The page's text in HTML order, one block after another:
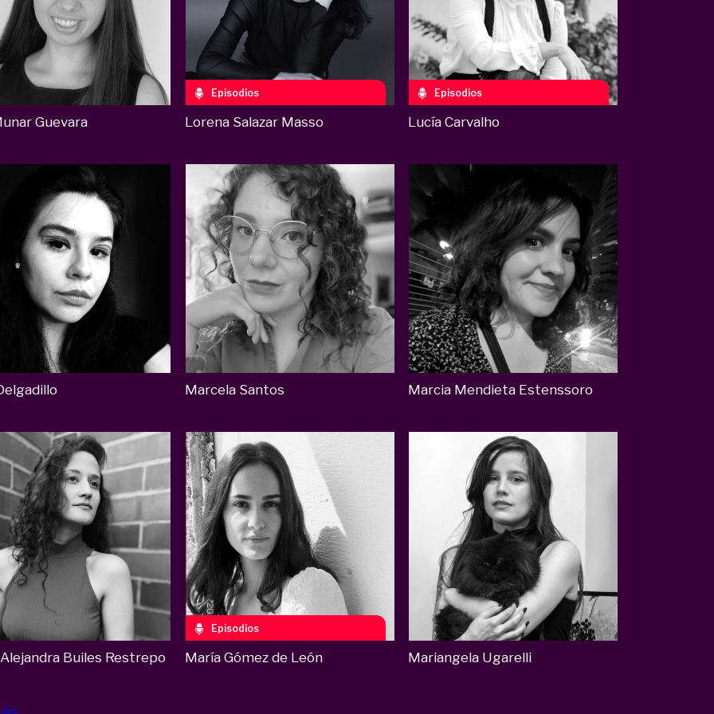
Guevara
Episodios
Lorena Salazar Masso
Episodios
Lucía Carvalho
Marcela Santos Marcia Mendieta Estenssoro
Builes Restrepo
Episodios
María Gómez de León Mariangela Ugarelli